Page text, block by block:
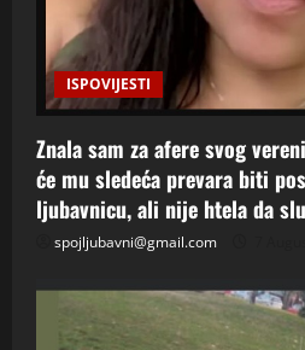
ISPOVIJESTI
Znala sam za afere svog
će mu sledeća prevara biti
ljubavnicu, ali nije htela da
spojljubavni@gmail.com